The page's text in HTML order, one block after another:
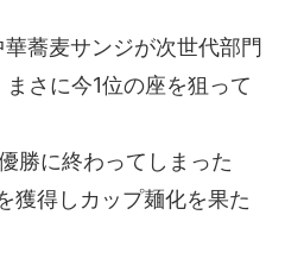
蕎麦サンジが次世代部門
さに今1位の座を狙って
勝に終わってしまった
獲得しカップ麺化を果た